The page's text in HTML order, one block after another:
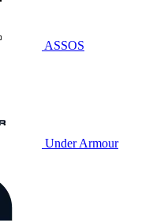
ASSOS
Under Armour